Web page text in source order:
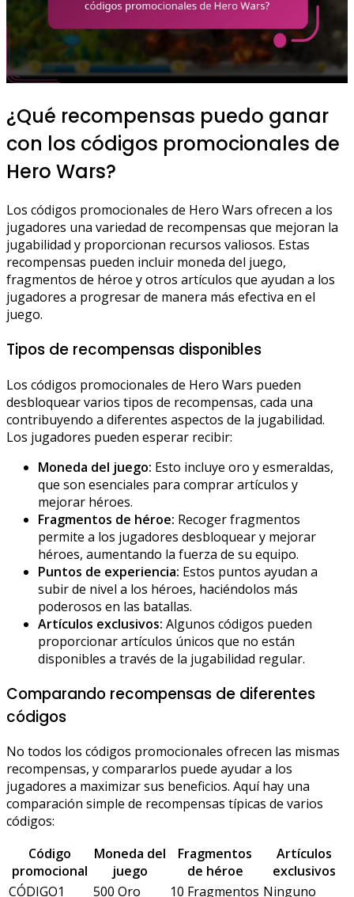
¿Qué recompensas puedo ganar
con los códigos promocionales de
Hero Wars?
Los códigos promocionales de Hero Wars ofrecen a los
jugadores una variedad de recompensas que mejoran la
jugabilidad y proporcionan recursos valiosos. Estas
recompensas pueden incluir moneda del juego,
fragmentos de héroe y otros artículos que ayudan a los
jugadores a progresar de manera más efectiva en el
juego.
Tipos de recompensas disponibles
Los códigos promocionales de Hero Wars pueden
desbloquear varios tipos de recompensas, cada una
contribuyendo a diferentes aspectos de la jugabilidad.
Los jugadores pueden esperar recibir:
Moneda del juego: Esto incluye oro y esmeraldas,
que son esenciales para comprar artículos y
mejorar héroes.
Fragmentos de héroe: Recoger fragmentos
permite a los jugadores desbloquear y mejorar
héroes, aumentando la fuerza de su equipo.
Puntos de experiencia: Estos puntos ayudan a
subir de nivel a los héroes, haciéndolos más
poderosos en las batallas.
Artículos exclusivos: Algunos códigos pueden
proporcionar artículos únicos que no están
disponibles a través de la jugabilidad regular.
Comparando recompensas de diferentes
códigos
No todos los códigos promocionales ofrecen las mismas
recompensas, y compararlos puede ayudar a los
jugadores a maximizar sus beneficios. Aquí hay una
comparación simple de recompensas típicas de varios
códigos:
Código
promocional
Moneda del
juego
Fragmentos
de héroe
Artículos
exclusivos
CÓDIGO1
500 Oro 10 Fragmentos Ninguno